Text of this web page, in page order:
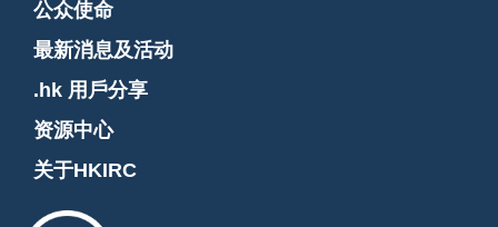
公众使命
最新消息及活动
.hk 用戶分享
资源中心
关于HKIRC